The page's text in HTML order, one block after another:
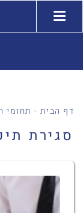
דף הבית - תחומי
סגירת